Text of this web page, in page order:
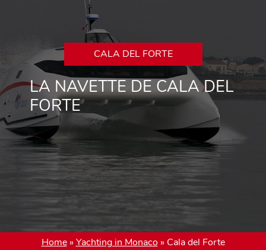
CALA DEL FORTE
LA NAVETTE DE CALA DEL
FORTE
Home» Yachting in Monaco » Cala del Forte